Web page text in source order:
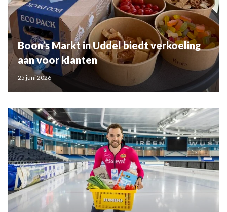
Boon’s Markt in Uddel biedt verkoeling
aan voor klanten
25 juni 2026